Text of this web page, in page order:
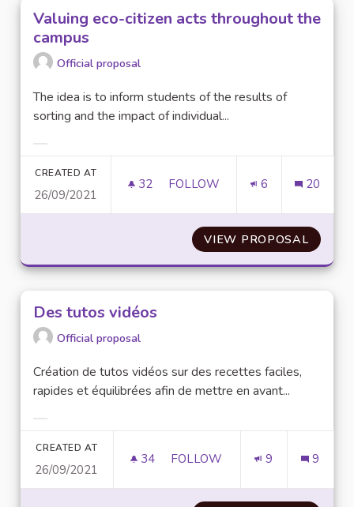
Valuing eco-citizen acts throughout the
campus
Official proposal
The idea is to inform students of the results of
sorting and the impact of individual...
CREATED AT
26/09/2021
32 32 FOLLOWERS
FOLLOW 6 20
VIEW PROPOSAL
Des tutos vidéos
Official proposal
Création de tutos vidéos sur des recettes faciles,
rapides et équilibrées afin de mettre en avant...
CREATED AT
26/09/2021
34 34 FOLLOWERS
FOLLOW 9 9